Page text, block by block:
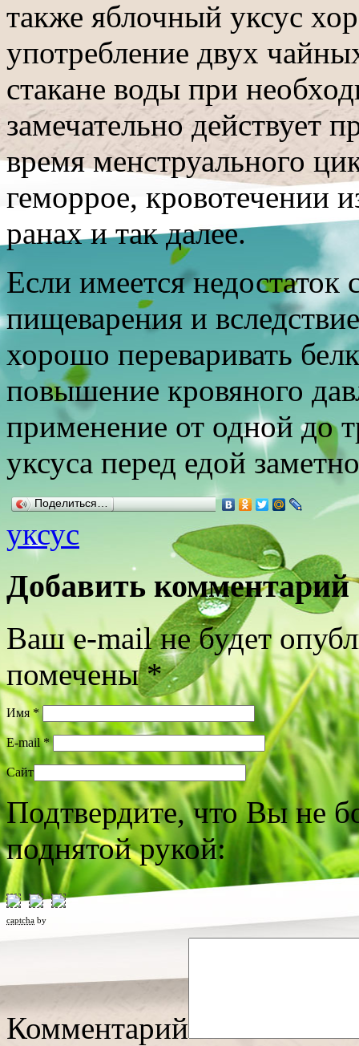
также яблочный уксус
употребление двух
стакане воды при
замечательно действует
время менструального
геморрое, кровотечении
ранах и так далее.
Если имеется недостаток
пищеварения и
хорошо переваривать
повышение кровяного
применение от одной до
уксуса перед едой
Поделиться…
уксус
Добавить комментарий
Ваш e-mail не будет
помечены*
Имя*
E-mail*
Сайт
Подтвердите, что Вы не
поднятой рукой:
captcha by
Комментарий